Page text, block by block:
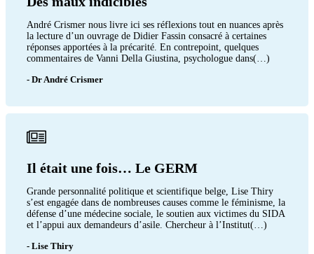
André Crismer nous livre ici ses réflexions tout en nuances après
la lecture d’un ouvrage de Didier Fassin consacré à certaines
réponses apportées à la précarité. En contrepoint, quelques
commentaires de Vanni Della Giustina, psychologue dans(…)
- Dr André Crismer
Il était une fois… Le GERM
Grande personnalité politique et scientifique belge, Lise Thiry
s’est engagée dans de nombreuses causes comme le féminisme, la
défense d’une médecine sociale, le soutien aux victimes du SIDA
et l’appui aux demandeurs d’asile. Chercheur à l’Institut(…)
- Lise Thiry